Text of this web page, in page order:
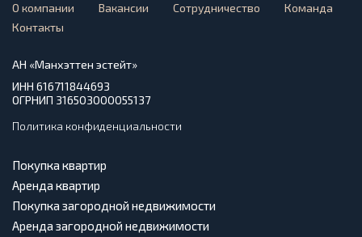
О компании Вакансии Сотрудничество
Команда
Контакты
АН «Манхэттен эстейт»
ИНН 616711844693
ОГРНИП 316503000055137
Политика конфиденциальности
Покупка квартир
Аренда квартир
Покупка загородной недвижимости
Аренда загородной недвижимости